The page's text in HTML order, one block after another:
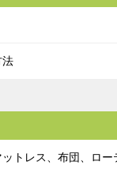
法
トレス、布団、ロ